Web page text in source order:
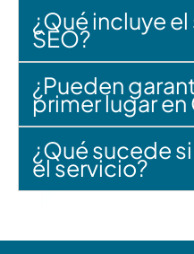
¿Qué incluye
SEO?
¿Pueden
primer lugar
¿Qué sucede
el servicio?